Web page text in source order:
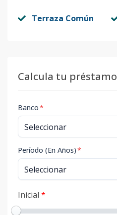
Terraza Común
Calcula tu préstamo
Banco*
Período (En Años)*
Inicial *